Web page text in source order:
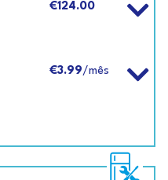
€124.00
€3.99/mês